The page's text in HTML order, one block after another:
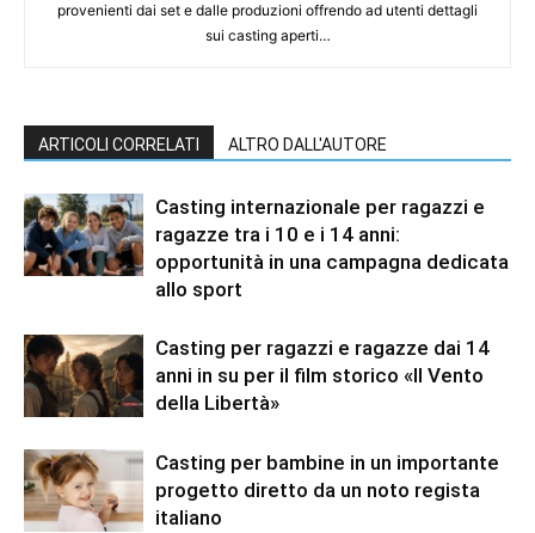
provenienti dai set e dalle produzioni offrendo ad utenti dettagli
sui casting aperti…
ARTICOLI CORRELATI ALTRO DALL'AUTORE
Casting internazionale per ragazzi e
ragazze tra i 10 e i 14 anni:
opportunità in una campagna dedicata
allo sport
Casting per ragazzi e ragazze dai 14
anni in su per il film storico «Il Vento
della Libertà»
Casting per bambine in un importante
progetto diretto da un noto regista
italiano